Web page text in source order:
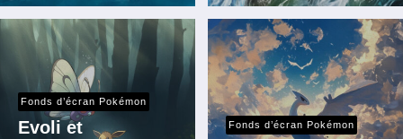
Fonds d’écran Pokémon
Evoli et
Fonds d’écran Pokémon